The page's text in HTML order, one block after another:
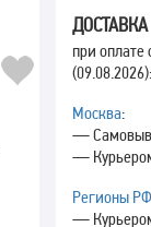
ДОСТАВКА
при оплате
(09.08.2026):
Москва:
—
—
Регионы РФ
—